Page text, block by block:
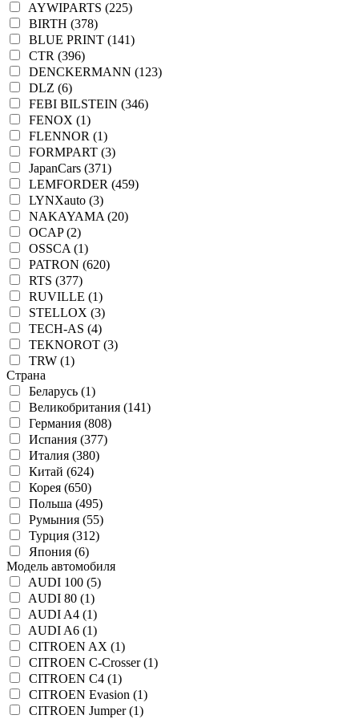
AYWIPARTS (225)
BIRTH (378)
BLUE PRINT (141)
CTR (396)
DENCKERMANN (123)
DLZ (6)
FEBI BILSTEIN (346)
FENOX (1)
FLENNOR (1)
FORMPART (3)
JapanCars (371)
LEMFORDER (459)
LYNXauto (3)
NAKAYAMA (20)
OCAP (2)
OSSCA (1)
PATRON (620)
RTS (377)
RUVILLE (1)
STELLOX (3)
TECH-AS (4)
TEKNOROT (3)
TRW (1)
Страна
Беларусь (1)
Великобритания (141)
Германия (808)
Испания (377)
Италия (380)
Китай (624)
Корея (650)
Польша (495)
Румыния (55)
Турция (312)
Япония (6)
Модель автомобиля
AUDI 100 (5)
AUDI 80 (1)
AUDI A4 (1)
AUDI A6 (1)
CITROEN AX (1)
CITROEN C-Crosser (1)
CITROEN C4 (1)
CITROEN Evasion (1)
CITROEN Jumper (1)